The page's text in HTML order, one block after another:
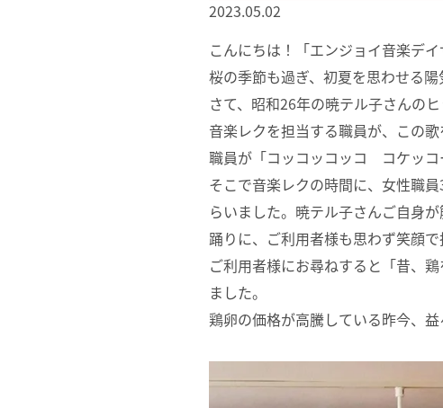
2023.05.02
こんにちは！「エンジョイ音楽デ
桜の季節も過ぎ、初夏を思わせる
さて、昭和26年の暁テル子さんの
音楽レクを担当する職員が、この
職員が「コッコッコッコ コケッコ
そこで音楽レクの時間に、女性職
らいました。暁テル子さんご自身
踊りに、ご利用者様も思わず笑顔で
ご利用者様にお尋ねすると「昔、
ました。
鶏卵の価格が高騰している昨今、益